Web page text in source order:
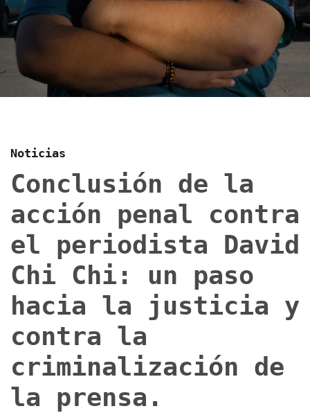
Noticias
Conclusión de la
acción penal contra
el periodista David
Chi Chi: un paso
hacia la justicia y
contra la
criminalización de
la prensa.